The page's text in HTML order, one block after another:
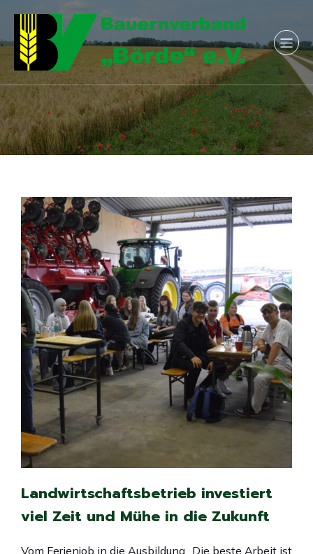
Landwirtschaftsbetrieb investiert
viel Zeit und Mühe in die Zukunft
Vom Ferienjob in die Ausbildung „Die beste Arbeit ist